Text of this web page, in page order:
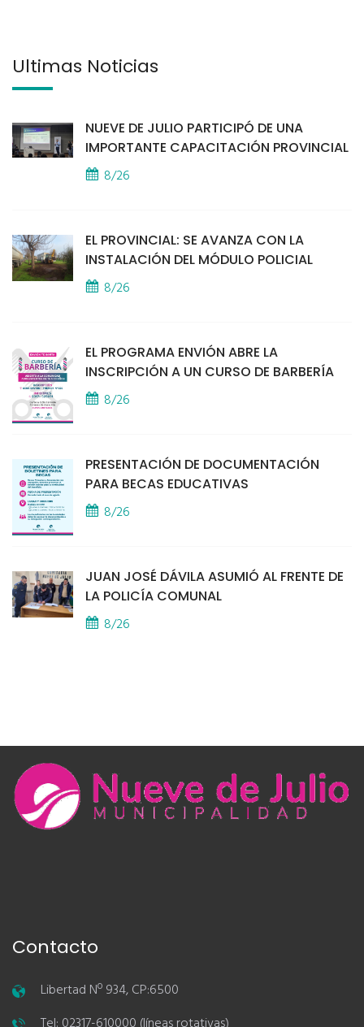
Últimas Noticias
NUEVE DE JULIO PARTICIPÓ DE UNA
IMPORTANTE CAPACITACIÓN PROVINCIAL
8/26
EL PROVINCIAL: SE AVANZA CON LA
INSTALACIÓN DEL MÓDULO POLICIAL
8/26
EL PROGRAMA ENVIÓN ABRE LA
INSCRIPCIÓN A UN CURSO DE BARBERÍA
8/26
PRESENTACIÓN DE DOCUMENTACIÓN
PARA BECAS EDUCATIVAS
8/26
JUAN JOSÉ DÁVILA ASUMIÓ AL FRENTE DE
LA POLICÍA COMUNAL
8/26
Contacto
Libertad Nº 934, CP:6500